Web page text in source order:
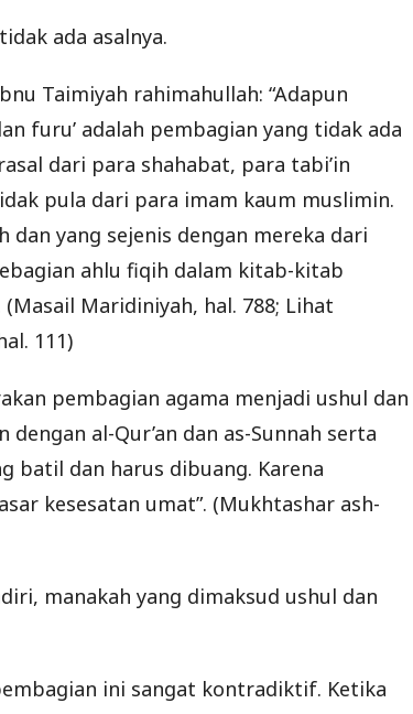
ada asalnya.
Taimiyah rahimahullah: “Adapun
furu’ adalah pembagian yang tidak ada
dari para shahabat, para tabi’in
pula dari para imam kaum muslimin.
yang sejenis dengan mereka dari
ahlu fiqih dalam kitab-kitab
Maridiniyah, hal. 788; Lihat
111)
pembagian agama menjadi ushul dan
al-Qur’an dan as-Sunnah serta
batil dan harus dibuang. Karena
kesesatan umat”. (Mukhtashar ash-
manakah yang dimaksud ushul dan
ini sangat kontradiktif. Ketika